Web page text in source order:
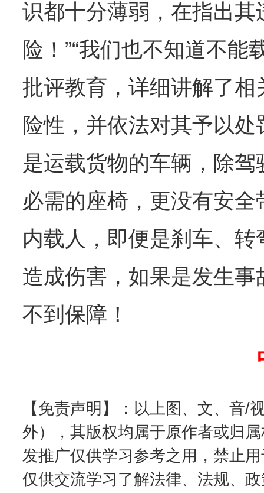
识都十分薄弱，在指出其
险！”“我们也不知道不能
批评教育，详细讲解了
险性，并依法对其予以
是运载货物的车辆，除
必需的座椅，更没有安
内载人，即便是刹车、
造成伤害，如果是发生
不到保障！
【免责声明】：以上图、文、音/
外），其版权均属于原作者或归
发推广仅供学习参考之用，禁止
仅供交流学习了解法律、法规、